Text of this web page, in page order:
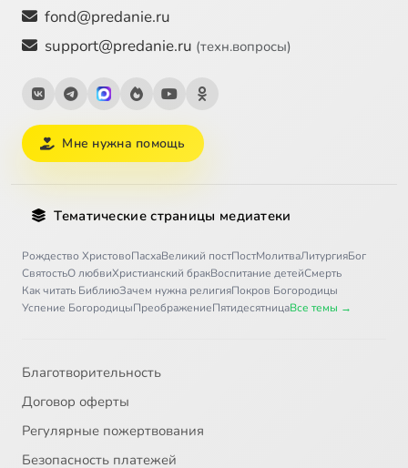
fond@predanie.ru
support@predanie.ru (техн.вопросы)
Мне нужна помощь
Тематические страницы медиатеки
Рождество ХристовоПасхаВеликий постПостМолитваЛитургияБог
СвятостьО любвиХристианский бракВоспитание детейСмерть
Как читать БиблиюЗачем нужна религияПокров Богородицы
Успение БогородицыПреображениеПятидесятницаВсе темы →
Благотворительность
Договор оферты
Регулярные пожертвования
Безопасность платежей